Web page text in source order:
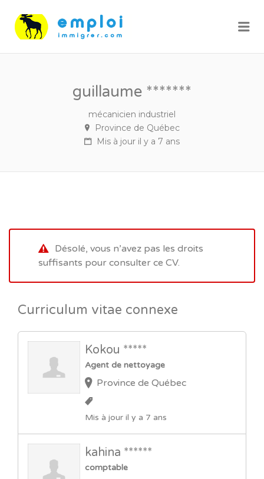
guillaume *******
mécanicien industriel
Province de Québec
Mis à jour il y a 7 ans
Désolé, vous n’avez pas les droits
suffisants pour consulter ce CV.
Curriculum vitae connexe
Kokou *****
Agent de nettoyage
Province de Québec
Mis à jour il y a 7 ans
kahina ******
comptable